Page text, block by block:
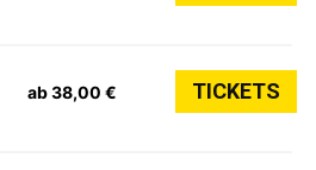
ab 38,00 € TICKETS